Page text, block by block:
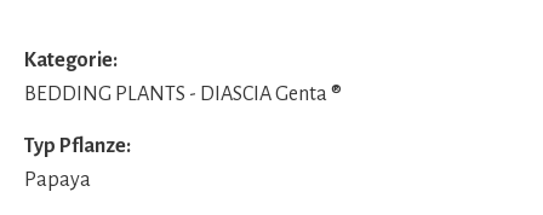
Kategorie:
BEDDING PLANTS - DIASCIA Genta ®
Typ Pflanze:
Papaya